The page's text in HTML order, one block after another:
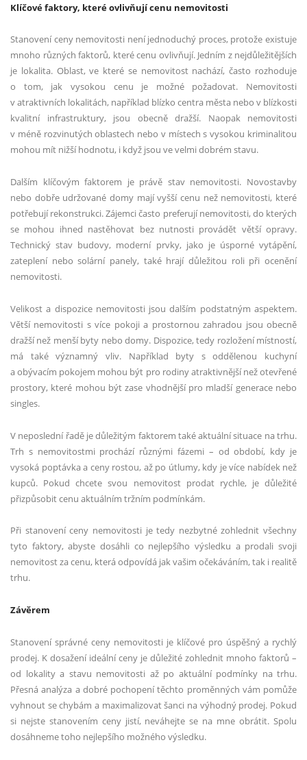
Klíčové faktory, které ovlivňují cenu nemovitosti
Stanovení ceny nemovitosti není jednoduchý proces, protože existuje
mnoho různých faktorů, které cenu ovlivňují. Jedním z nejdůležitějších
je lokalita. Oblast, ve které se nemovitost nachází, často rozhoduje
o tom, jak vysokou cenu je možné požadovat. Nemovitosti
v atraktivních lokalitách, například blízko centra města nebo v blízkosti
kvalitní infrastruktury, jsou obecně dražší. Naopak nemovitosti
v méně rozvinutých oblastech nebo v místech s vysokou kriminalitou
mohou mít nižší hodnotu, i když jsou ve velmi dobrém stavu.
Dalším klíčovým faktorem je právě stav nemovitosti. Novostavby
nebo dobře udržované domy mají vyšší cenu než nemovitosti, které
potřebují rekonstrukci. Zájemci často preferují nemovitosti, do kterých
se mohou ihned nastěhovat bez nutnosti provádět větší opravy.
Technický stav budovy, moderní prvky, jako je úsporné vytápění,
zateplení nebo solární panely, také hrají důležitou roli při ocenění
nemovitosti.
Velikost a dispozice nemovitosti jsou dalším podstatným aspektem.
Větší nemovitosti s více pokoji a prostornou zahradou jsou obecně
dražší než menší byty nebo domy. Dispozice, tedy rozložení místností,
má také významný vliv. Například byty s oddělenou kuchyní
a obývacím pokojem mohou být pro rodiny atraktivnější než otevřené
prostory, které mohou být zase vhodnější pro mladší generace nebo
singles.
V neposlední řadě je důležitým faktorem také aktuální situace na trhu.
Trh s nemovitostmi prochází různými fázemi – od období, kdy je
vysoká poptávka a ceny rostou, až po útlumy, kdy je více nabídek než
kupců. Pokud chcete svou nemovitost prodat rychle, je důležité
přizpůsobit cenu aktuálním tržním podmínkám.
Při stanovení ceny nemovitosti je tedy nezbytné zohlednit všechny
tyto faktory, abyste dosáhli co nejlepšího výsledku a prodali svoji
nemovitost za cenu, která odpovídá jak vašim očekáváním, tak i realitě
trhu.
Závěrem
Stanovení správné ceny nemovitosti je klíčové pro úspěšný a rychlý
prodej. K dosažení ideální ceny je důležité zohlednit mnoho faktorů –
od lokality a stavu nemovitosti až po aktuální podmínky na trhu.
Přesná analýza a dobré pochopení těchto proměnných vám pomůže
vyhnout se chybám a maximalizovat šanci na výhodný prodej. Pokud
si nejste stanovením ceny jistí, neváhejte se na mne obrátit. Spolu
dosáhneme toho nejlepšího možného výsledku.